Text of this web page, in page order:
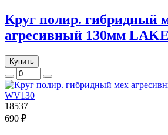
Круг полир. гибридный
агресивный 130мм
Купить
18537
690 ₽